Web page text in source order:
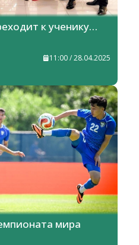
к ученику…
11:00 / 28.04.2025
мира